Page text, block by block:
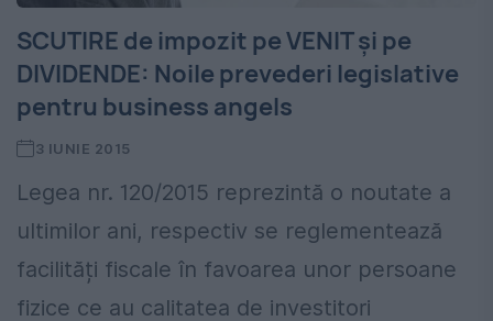
SCUTIRE de impozit pe VENIT și pe
DIVIDENDE: Noile prevederi legislative
pentru business angels
3 IUNIE 2015
Legea nr. 120/2015 reprezintă o noutate a
ultimilor ani, respectiv se reglementează
facilități fiscale în favoarea unor persoane
fizice ce au calitatea de investitori